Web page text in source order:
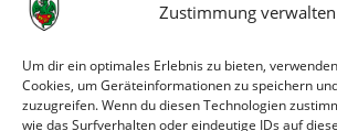
Zustimmung verwalten
Um dir ein optimales Erlebnis zu bieten,
Cookies, um Geräteinformationen zu speichern
zuzugreifen. Wenn du diesen Technologien
wie das Surfverhalten oder eindeutige IDs auf
TG Westhofen (F)
ASV Winnweiler (F)